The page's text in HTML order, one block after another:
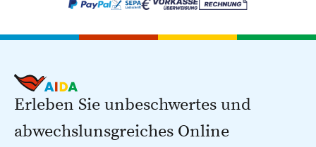
Erleben Sie unbeschwertes und
abwechslunsgreiches Online